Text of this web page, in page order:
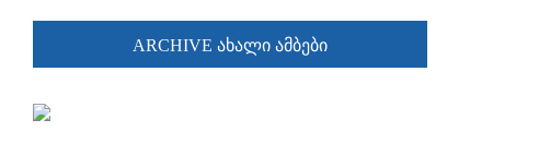
ARCHIVE ახალი ამბები